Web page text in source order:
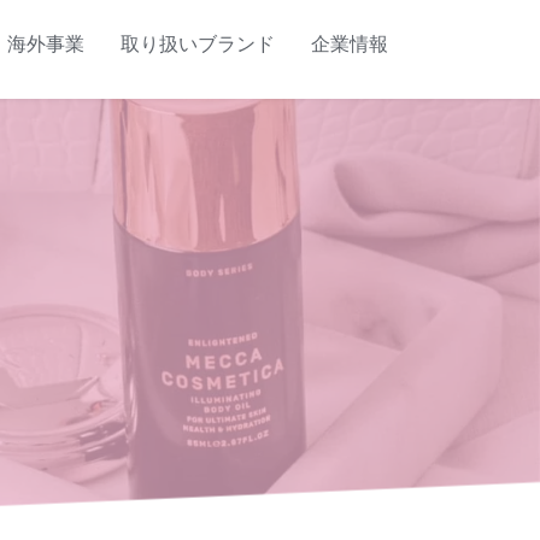
海外事業 取り扱いブランド 企業情報